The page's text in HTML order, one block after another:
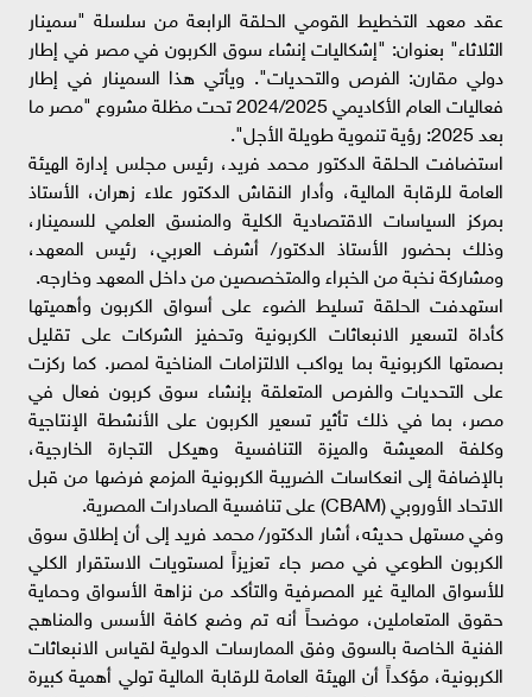
عقد معهد التخطيط القومي الحلقة الرابعة من سلسلة "سمينار
الثلاثاء" بعنوان: "إشكاليات إنشاء سوق الكربون في مصر في إطار
دولي مقارن: الفرص والتحديات". ويأتي هذا السمينار في إطار
فعاليات العام الأكاديمي 2024/2025 تحت مظلة مشروع "مصر ما
بعد 2025: رؤية تنموية طويلة الأجل".
استضافت الحلقة الدكتور محمد فريد، رئيس مجلس إدارة الهيئة
العامة للرقابة المالية، وأدار النقاش الدكتور علاء زهران، الأستاذ
بمركز السياسات الاقتصادية الكلية والمنسق العلمي للسمينار،
وذلك بحضور الأستاذ الدكتور/ أشرف العربي، رئيس المعهد،
ومشاركة نخبة من الخبراء والمتخصصين من داخل المعهد وخارجه.
استهدفت الحلقة تسليط الضوء على أسواق الكربون وأهميتها
كأداة لتسعير الانبعاثات الكربونية وتحفيز الشركات على تقليل
بصمتها الكربونية بما يواكب الالتزامات المناخية لمصر. كما ركزت
على التحديات والفرص المتعلقة بإنشاء سوق كربون فعال في
مصر، بما في ذلك تأثير تسعير الكربون على الأنشطة الإنتاجية
وكلفة المعيشة والميزة التنافسية وهيكل التجارة الخارجية،
بالإضافة إلى انعكاسات الضريبة الكربونية المزمع فرضها من قبل
الاتحاد الأوروبي (CBAM) على تنافسية الصادرات المصرية.
وفي مستهل حديثه، أشار الدكتور/ محمد فريد إلى أن إطلاق سوق
الكربون الطوعي في مصر جاء تعزيزاً لمستويات الاستقرار الكلي
للأسواق المالية غير المصرفية والتأكد من نزاهة الأسواق وحماية
حقوق المتعاملين، موضحاً أنه تم وضع كافة الأسس والمناهج
الفنية الخاصة بالسوق وفق الممارسات الدولية لقياس الانبعاثات
الكربونية، مؤكداً أن الهيئة العامة للرقابة المالية تولي أهمية كبيرة